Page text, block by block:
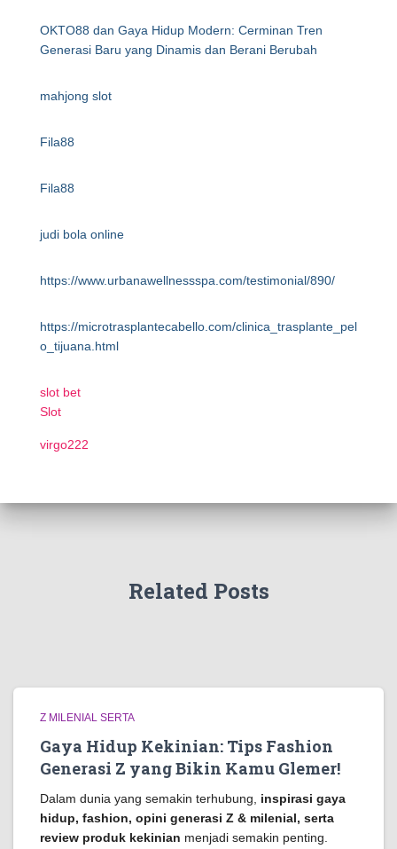
OKTO88 dan Gaya Hidup Modern: Cerminan Tren
Generasi Baru yang Dinamis dan Berani Berubah
mahjong slot
Fila88
Fila88
judi bola online
https://www.urbanawellnessspa.com/testimonial/890/
https://microtrasplantecabello.com/clinica_trasplante_pel
o_tijuana.html
slot bet
Slot
virgo222
Related Posts
Z MILENIAL SERTA
Gaya Hidup Kekinian: Tips Fashion
Generasi Z yang Bikin Kamu Glemer!
Dalam dunia yang semakin terhubung, inspirasi gaya
hidup, fashion, opini generasi Z & milenial, serta
review produk kekinian menjadi semakin penting.